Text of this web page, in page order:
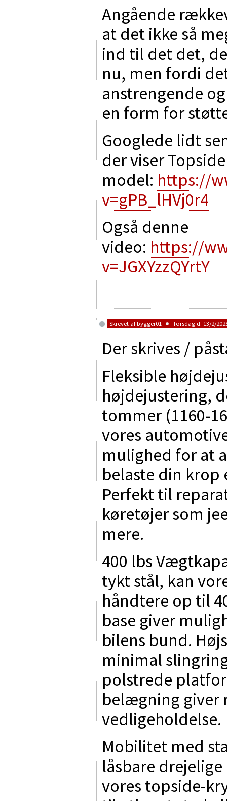
Angående
at det ikke så
ind til det det,
nu, men fordi
anstrengende
en form for
Googlede lidt
der viser
model: https://
v=gPB_lHVj0r4
Også denne
video: https://
v=JGXYzzQYrtY
Skrevet afbygger01 Torsdag d. 13/2/
Der skrives /
Fleksible
højdejustering,
tommer (1160-
vores
mulighed for at
belaste din
Perfekt til
køretøjer som
mere.
400 lbs
tykt stål, kan
håndtere op til
base giver
bilens bund.
minimal
polstrede
belægning giver
vedligeholdelse.
Mobilitet med
låsbare
vores topside-